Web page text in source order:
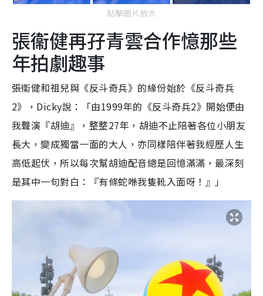
點擊圖片放大
張衞健再孖青雲合作憶那些
年拍劇趣事
張衞健和祖兒與《反斗奇兵》的緣份始於《反斗奇兵
2》， Dicky說：「由1999年的《反斗奇兵2》開始便由
我聲演『胡迪』，整整27年，胡迪不止陪著各位小朋友
長大，變成獨當一面的大人 ，亦同樣陪伴著我經歷人生
高低起伏，所以每次幫胡迪配音總是回憶滿滿， 最深刻
是其中一句對白 ： 『有條蛇喺我隻靴入面呀！ 』」